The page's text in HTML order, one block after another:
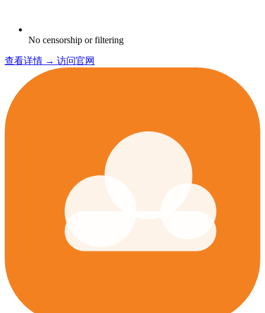
No censorship or filtering
查看详情 → 访问官网